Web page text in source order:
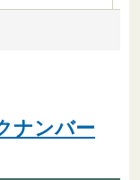
ナンバー